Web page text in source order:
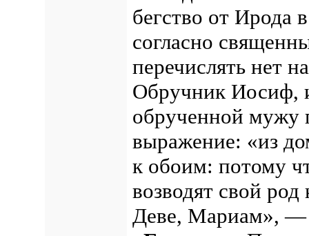
бегство от Ирода
согласно
перечислять нет
Обручник Иосиф,
обрученной
выражение: «из
к обоим: потому
возводят свой
Деве, Мариам», —